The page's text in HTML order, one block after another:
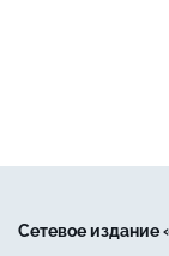
Сетевое издание